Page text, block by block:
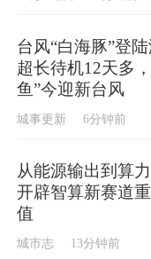
台风“白海豚”登陆
超长待机12天多
鱼”今迎新台风
城事更新 6分钟前
从能源输出到算
开辟智算新赛道
值
城市志 13分钟前